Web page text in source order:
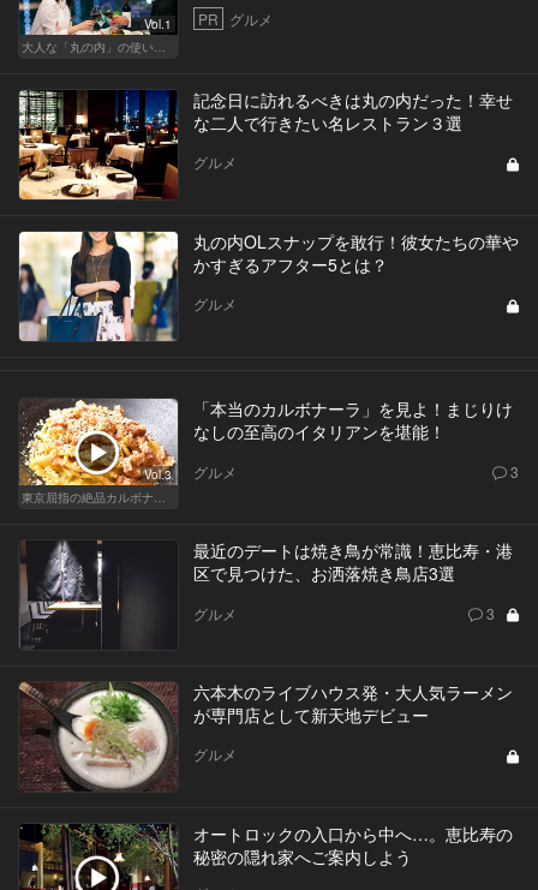
Vol.1
大人な「丸の内」の使い方。
PR グルメ
記念日に訪れるべきは丸の内だった！幸せ
な二人で行きたい名レストラン３選
グルメ
丸の内OLスナップを敢行！彼女たちの華や
かすぎるアフター5とは？
グルメ
Vol.3
東京屈指の絶品カルボナーラ！すぐに行きたくなる美味しい人気店
「本当のカルボナーラ」を見よ！まじりけ
なしの至高のイタリアンを堪能！
グルメ 3
最近のデートは焼き鳥が常識！恵比寿・港
区で見つけた、お洒落焼き鳥店3選
グルメ 3
六本木のライブハウス発・大人気ラーメン
が専門店として新天地デビュー
グルメ
オートロックの入口から中へ…。恵比寿の
秘密の隠れ家へご案内しよう